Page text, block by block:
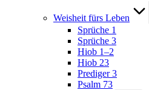
Weisheit fürs Leben
Sprüche 1
Sprüche 3
Hiob 1–2
Hiob 23
Prediger 3
Psalm 73